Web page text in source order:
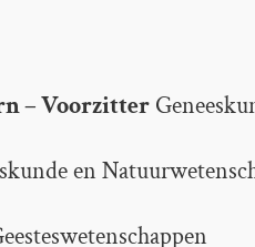
– Voorzitter
en